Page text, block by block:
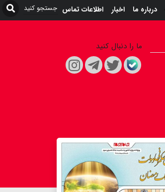
درباره ما اخبار اطلاعات تماس
ما را دنبال کنید